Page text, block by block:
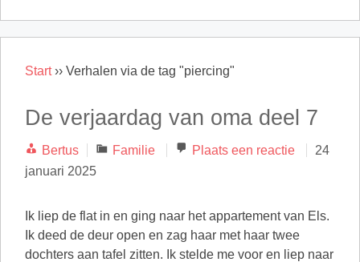
Start›› Verhalen via de tag "piercing"
De verjaardag van oma deel 7
Bertus Categorieën
Familie Plaats een reactie
24
januari 2025
Ik liep de flat in en ging naar het appartement van Els.
Ik deed de deur open en zag haar met haar twee
dochters aan tafel zitten. Ik stelde me voor en liep naar